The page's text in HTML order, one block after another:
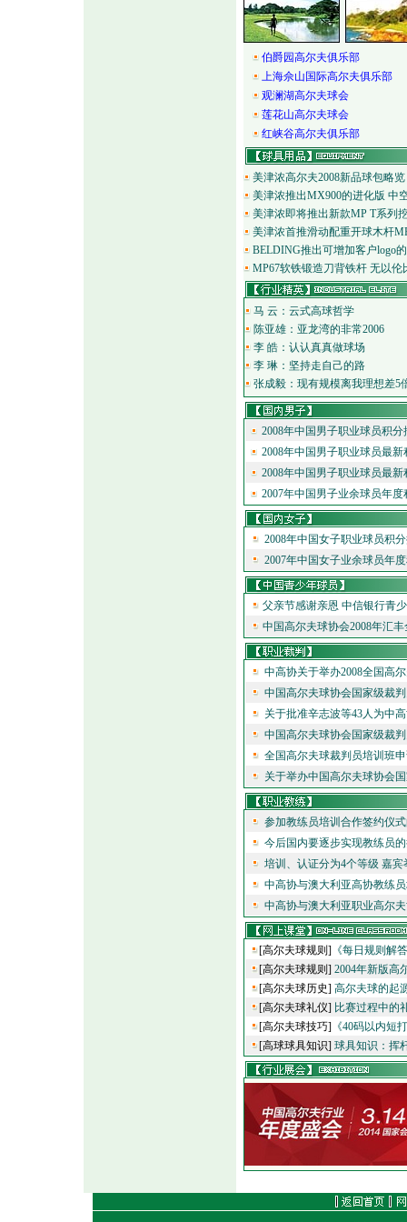
伯爵园高尔夫俱乐部
上海佘山国际高尔夫俱乐部
观澜湖高尔夫球会
莲花山高尔夫球会
红峡谷高尔夫俱乐部
美津浓高尔夫2008新品球包略览
美津浓推出MX900的进化版 中
美津浓即将推出新款MP T系列
美津浓首推滑动配重开球木杆
BELDING推出可增加客户logo
MP67软铁锻造刀背铁杆 无以伦
马 云：云式高球哲学
陈亚雄：亚龙湾的非常2006
李 皓：认认真真做球场
李 琳：坚持走自己的路
张成毅：现有规模离我理想差5
2008年中国男子职业球员积
2008年中国男子职业球员最
2008年中国男子职业球员最
2007年中国男子业余球员年
2008年中国女子职业球员积
2007年中国女子业余球员年
父亲节感谢亲恩 中信银行青
中国高尔夫球协会2008年汇
中高协关于举办2008全国高
中国高尔夫球协会国家级裁
关于批准辛志波等43人为中
中国高尔夫球协会国家级裁
全国高尔夫球裁判员培训班
关于举办中国高尔夫球协会
参加教练员培训合作签约仪
今后国内要逐步实现教练员
培训、认证分为4个等级 嘉
中高协与澳大利亚高协教练
中高协与澳大利亚职业高尔
[高尔夫球规则] 《每日规则解
[高尔夫球规则] 2004年新版高
[高尔夫球历史] 高尔夫球的起
[高尔夫球礼仪] 比赛过程中的
[高尔夫球技巧] 《40码以内短
[高球球具知识] 球具知识：挥